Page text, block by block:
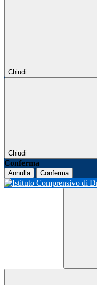
Chiudi
Chiudi
Conferma
Annulla Conferma